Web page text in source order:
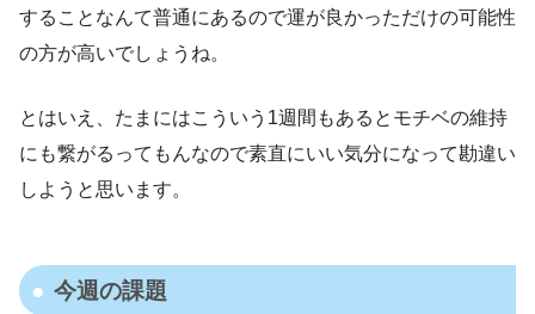
することなんて普通にあるので運が良かっただけの可能性
の方が高いでしょうね。
とはいえ、たまにはこういう1週間もあるとモチベの維持
にも繋がるってもんなので素直にいい気分になって勘違い
しようと思います。
今週の課題